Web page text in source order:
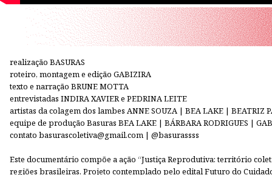
realização BASURAS
roteiro, montagem e edição GABIZIRA
texto e narração BRUNE MOTTA
entrevistadas INDIRA XAVIER e PEDRINA LEITE
artistas da colagem dos lambes ANNE SOUZA | BEA LAKE | BEATRIZ
equipe de produção Basuras BEA LAKE | BÁRBARA RODRIGUES |
contato basurascoletiva@gmail.com | @basurassss
Este documentário compõe a ação “Justiça Reprodutiva: território
regiões brasileiras. Projeto contemplado pelo edital Futuro do